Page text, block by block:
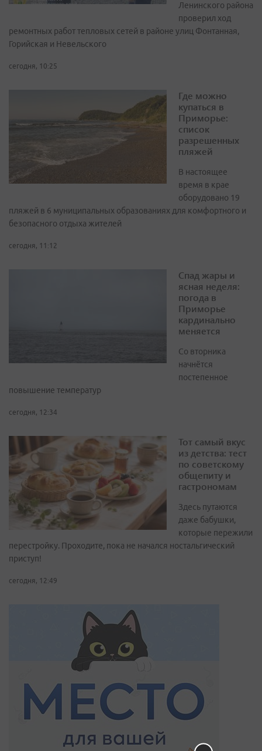
Ленинского района
проверил ход
ремонтных работ тепловых сетей в районе улиц Фонтанная,
Горийская и Невельского
сегодня, 10:25
Где можно
купаться в
Приморье:
список
разрешенных
пляжей
В настоящее
время в крае
оборудовано 19
пляжей в 6 муниципальных образованиях для комфортного и
безопасного отдыха жителей
сегодня, 11:12
Спад жары и
ясная неделя:
погода в
Приморье
кардинально
меняется
Со вторника
начнётся
постепенное
повышение температур
сегодня, 12:34
Тот самый вкус
из детства: тест
по советскому
общепиту и
гастрономам
Здесь путаются
даже бабушки,
которые пережили
перестройку. Проходите, пока не начался ностальгический
приступ!
сегодня, 12:49